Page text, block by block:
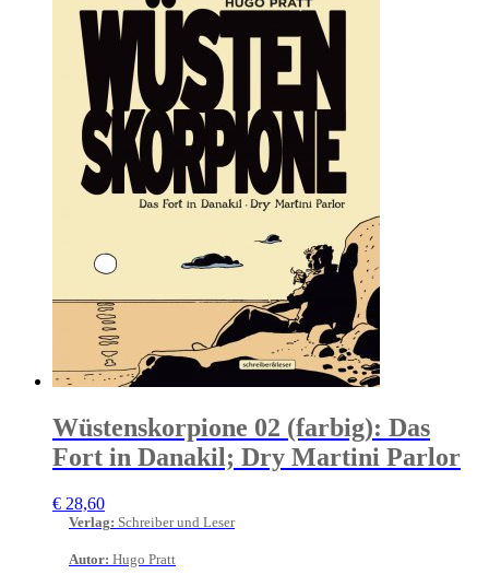
Wüstenskorpione 02 (farbig): Das
Fort in Danakil; Dry Martini Parlor
€ 28,60
Verlag: Schreiber und Leser
Autor: Hugo Pratt